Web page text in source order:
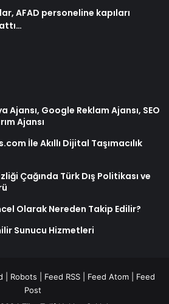
AFAD personeline kapıları
Ajansı, Google Reklam Ajansı, SEO
Ajansı
İle Akıllı Dijital Taşımacılık
Çağında Türk Dış Politikası ve
Olarak Nereden Takip Edilir?
Sunucu Hizmetleri
Robots Feed RSS Feed Atom
Feed
Post